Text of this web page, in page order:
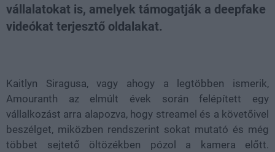
vállalatokat is, amelyek támogatják a deepfake
videókat terjesztő oldalakat.
Kaitlyn Siragusa, vagy ahogy a legtöbben ismerik,
Amouranth az elmúlt évek során felépített egy
vállalkozást arra alapozva, hogy streamel és a követőivel
beszélget, miközben rendszerint sokat mutató és még
többet sejtető öltözékben pózol a kamera előtt.